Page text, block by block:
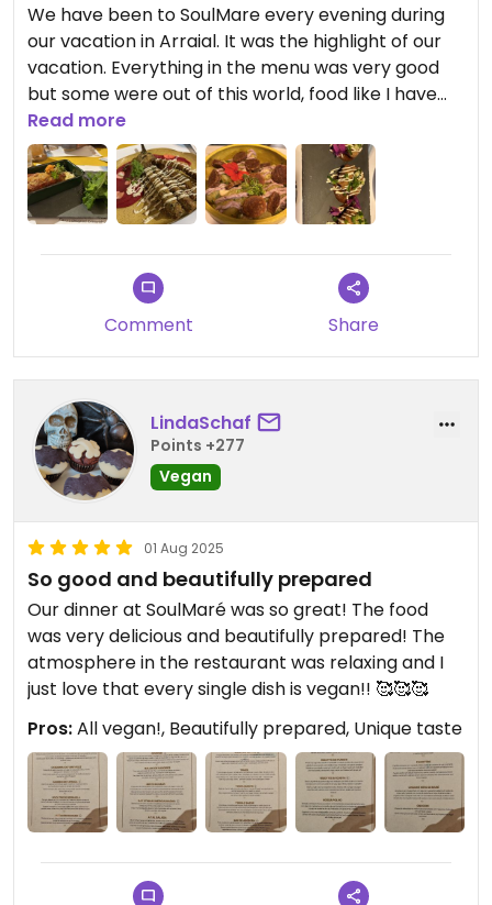
We have been to SoulMare every evening during
our vacation in Arraial. It was the highlight of our
vacation. Everything in the menu was very good
but some were out of this world, food like I have
not tasted for a long time. They have recreated
traditional dishes, especially seafood, that not only
tasted good but with the right texture. Misto do
mar and linguine nero di mare and involtini de
berinjela were my favourites. The smell and the
texture of seafood took me to old days. Eggplant
dishes too, were so tasty. Lasagna was amazing. I
can’t thank enough to the lovely couple who own
the place and cook all these masterpieces.
Read more
Comment Share
LindaSchaf
Points +277
Vegan
01 Aug 2025
So good and beautifully prepared
Our dinner at SoulMaré was so great! The food
was very delicious and beautifully prepared! The
atmosphere in the restaurant was relaxing and I
just love that every single dish is vegan!! 🥰🥰🥰
Pros:All vegan!, Beautifully prepared, Unique taste